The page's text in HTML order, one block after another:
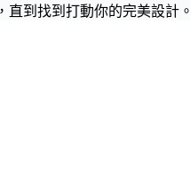
到找到打動你的完美設計。